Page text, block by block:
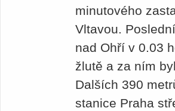
minutového
Vltavou.
nad Ohří v 0.03
žlutě a za ním
Dalších 390
stanice Praha